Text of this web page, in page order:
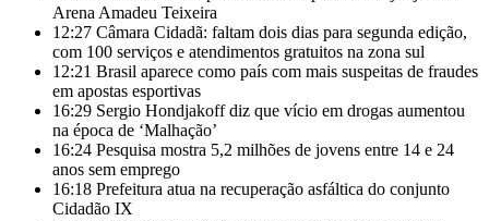
Arena Amadeu Teixeira
12:27 Câmara Cidadã: faltam dois dias para segunda edição,
com 100 serviços e atendimentos gratuitos na zona sul
12:21 Brasil aparece como país com mais suspeitas de fraudes
em apostas esportivas
16:29 Sergio Hondjakoff diz que vício em drogas aumentou
na época de ‘Malhação’
16:24 Pesquisa mostra 5,2 milhões de jovens entre 14 e 24
anos sem emprego
16:18 Prefeitura atua na recuperação asfáltica do conjunto
Cidadão IX